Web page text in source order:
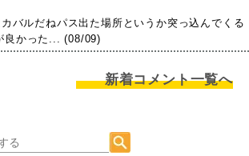
バルだねパス出た場所というか突っ込んでくる
良かった... (08/09)
新着コメント一覧へ